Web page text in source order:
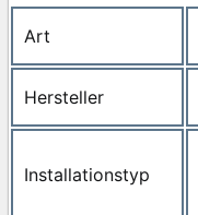
Art
Hersteller
Installationstyp